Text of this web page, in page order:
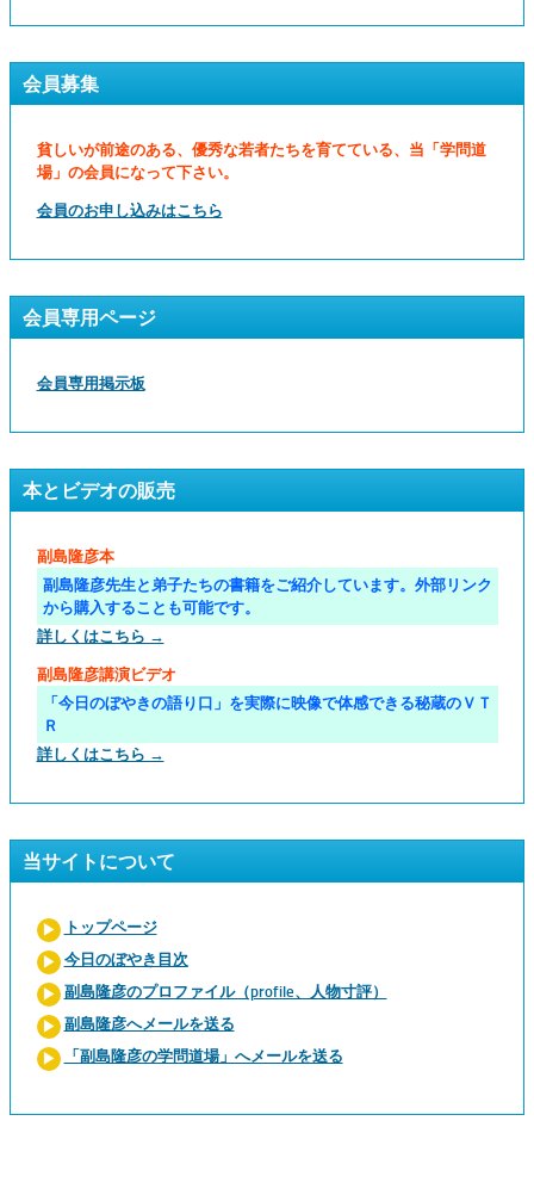
会員募集
貧しいが前途のある、優秀な若者たちを育てている、当「学問道
場」の会員になって下さい。
会員のお申し込みはこちら
会員専用ページ
会員専用掲示板
本とビデオの販売
副島隆彦本
副島隆彦先生と弟子たちの書籍をご紹介しています。外部リンク
から購入することも可能です。
詳しくはこちら →
副島隆彦講演ビデオ
「今日のぼやきの語り口」を実際に映像で体感できる秘蔵のＶＴ
Ｒ
詳しくはこちら →
当サイトについて
トップページ
今日のぼやき目次
副島隆彦のプロファイル（profile、人物寸評）
副島隆彦へメールを送る
「副島隆彦の学問道場」へメールを送る